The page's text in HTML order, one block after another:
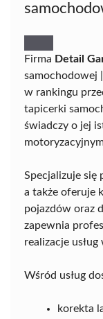
Firma Detail
samochodowej |
w rankingu
tapicerki
świadczy o jej
Specjalizuje się
a także oferuje
pojazdów oraz
zapewnia
realizacje
Wśród usług
korekta